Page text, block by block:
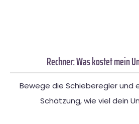
Rechner: Was kostet mein
Bewege die Schieberegler und
Schätzung, wie viel dein